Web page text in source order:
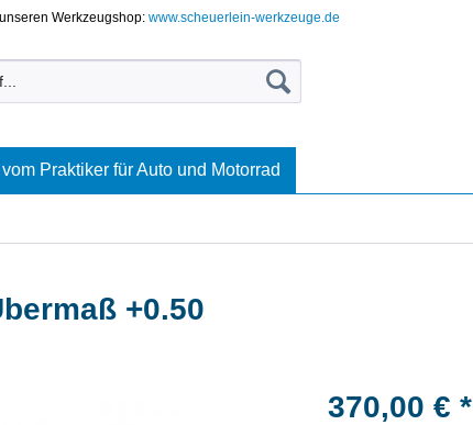
Werkzeugshop:www.scheuerlein-werkzeuge.de
Praktiker für Auto und Motorrad
+0.50
370,00 € *